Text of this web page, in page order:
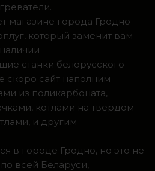
магазине города Гродно
который заменит вам
станки белорусского
скоро сайт наполним
из поликарбоната,
котлами на твердом
и другим
в городе Гродно, но это не
всей Беларуси,